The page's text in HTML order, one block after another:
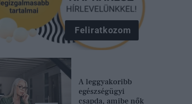
Feliratkozom
A leggyakoribb
egészségügyi
csapda, amibe nők